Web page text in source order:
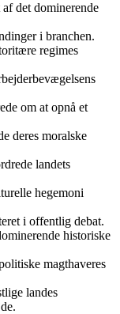
det dominerende
i branchen.
regimes
om at opnå et
deres moralske
landets
hegemoni
i offentlig debat.
historiske
magthaveres
landes